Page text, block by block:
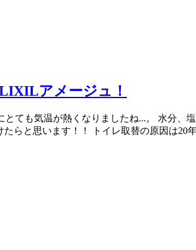
アメージュ！
ても気温が熱くなりましたね...。 水分、
らと思います！！ トイレ取替の原因は20